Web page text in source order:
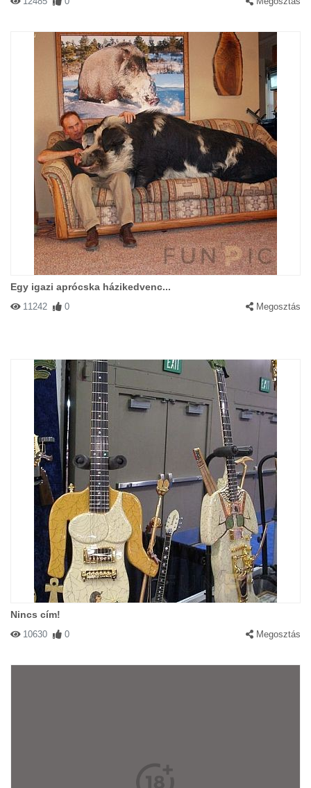
Egy igazi aprócska házikedvenc...
11242 0 Megosztás
Nincs cím!
10630 0 Megosztás